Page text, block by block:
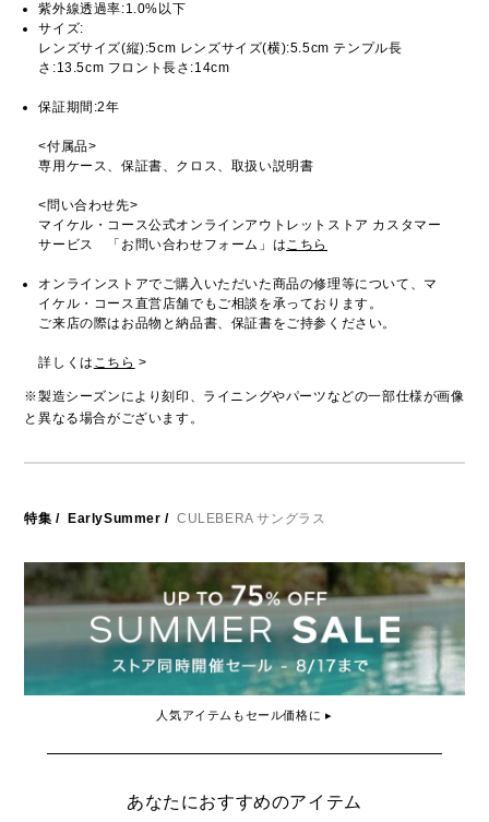
紫外線透過率:1.0%以下
サイズ:
レンズサイズ(縦):5cm レンズサイズ(横):5.5cm テンプル長
さ:13.5cm フロント長さ:14cm
保証期間:2年
<付属品>
専用ケース、保証書、クロス、取扱い説明書
<問い合わせ先>
マイケル・コース公式オンラインアウトレットストア カスタマー
サービス 「お問い合わせフォーム」はこちら
オンラインストアでご購入いただいた商品の修理等について、マ
イケル・コース直営店舗でもご相談を承っております。
ご来店の際はお品物と納品書、保証書をご持参ください。
詳しくは こちら >
※製造シーズンにより刻印、ライニングやパーツなどの一部仕様が画像
と異なる場合がございます。
特集 / EarlySummer / CULEBERA サングラス
人気アイテムもセール価格に ▸
あなたにおすすめのアイテム